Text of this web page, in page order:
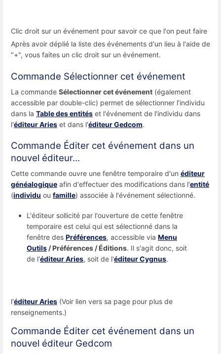
Clic droit sur un événement pour savoir ce que l'on peut faire
Après avoir déplié la liste des événements d'un lieu à l'aide de
"+", vous faites un clic droit sur un événement.
Commande Sélectionner cet événement
La commande Sélectionner cet événement (également
accessible par double-clic) permet de sélectionner l’individu
dans la Table des entités et l'événement de l'individu dans
l'éditeur Aries et dans l'éditeur Gedcom.
Commande Éditer cet événement dans un
nouvel éditeur...
Cette commande ouvre une fenêtre temporaire d'un éditeur
généalogique afin d'effectuer des modifications dans l'entité
(individu ou famille) associée à l'événement sélectionné.
L'éditeur sollicité par l'ouverture de cette fenêtre
temporaire est celui qui est sélectionné dans la
fenêtre des Préférences, accessible via Menu
Outils / Préférences / Éditions. Il s'agit donc, soit
de l'éditeur Aries, soit de l'éditeur Cygnus.
l'éditeur Aries (Voir lien vers sa page pour plus de
renseignements.)
Commande Éditer cet événement dans un
nouvel éditeur Gedcom